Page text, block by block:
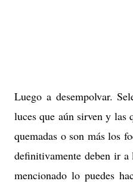
Luego a desempolvar.
luces que aún sirven y las
quemadas o son más los
definitivamente deben ir
mencionado lo puedes